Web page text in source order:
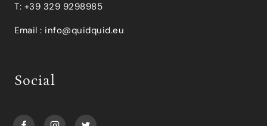
T: +39 329 9298985
Email : info@quidquid.eu
Social